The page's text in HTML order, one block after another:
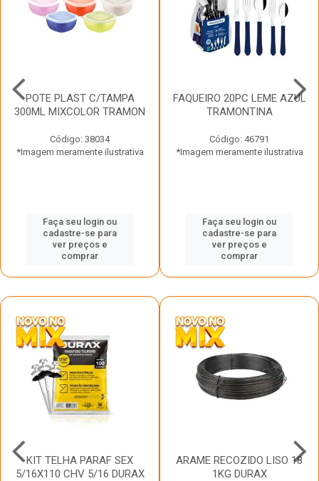
POTE PLAST C/TAMPA
300ML MIXCOLOR TRAMON
Código: 38034
*Imagem meramente ilustrativa
Faça seu login ou
cadastre-se para
ver preços e
comprar
FAQUEIRO 20PC LEME AZUL
TRAMONTINA
Código: 46791
*Imagem meramente ilustrativa
Faça seu login ou
cadastre-se para
ver preços e
comprar
KIT TELHA PARAF SEX
5/16X110 CHV 5/16 DURAX
ARAME RECOZIDO LISO 18
1KG DURAX